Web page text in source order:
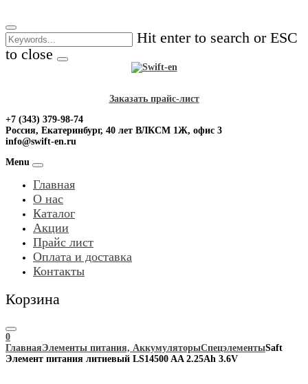
to
content
Hit enter to search or ESC
to close
Заказать прайс-лист
+7 (343) 379-98-74
Россия, Екатеринбург, 40 лет ВЛКСМ 1Ж, офис 3
info@swift-en.ru
Menu
Главная
О нас
Каталог
Акции
Прайс лист
Оплата и доставка
Контакты
Корзина
0
ГлавнаяЭлементы питания, АккумуляторыСпецэлементыSaft
Элемент питания литиевый LS14500 AA 2.25Ah 3.6V